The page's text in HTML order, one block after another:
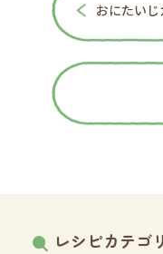
おにたいじ
レシピカテゴ